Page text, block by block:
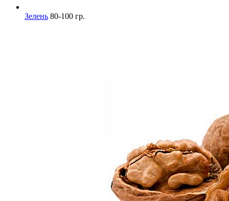
Зелень 80-100 гр.